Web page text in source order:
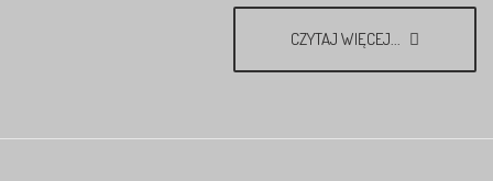
CZYTAJ WIĘCEJ...